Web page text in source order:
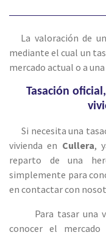
La valoración de
mediante el cual un
mercado actual o a
Tasación
Si necesita una
vivienda en Cullera,
reparto de una
simplemente para
en contactar con
Para tasar una
conocer el